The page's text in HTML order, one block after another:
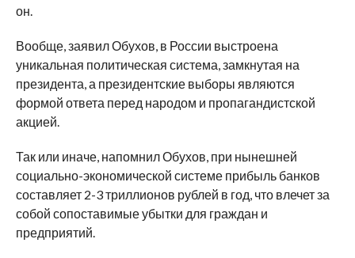
он.
Вообще, заявил Обухов, в России выстроена
уникальная политическая система, замкнутая на
президента, а президентские выборы являются
формой ответа перед народом и пропагандистской
акцией.
Так или иначе, напомнил Обухов, при нынешней
социально-экономической системе прибыль банков
составляет 2-3 триллионов рублей в год, что влечет за
собой сопоставимые убытки для граждан и
предприятий.